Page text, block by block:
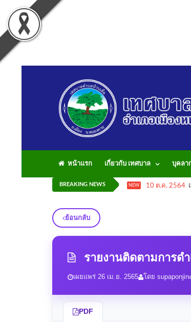
หน้าแรก เกี่ยวกับ เทศบาล บุคลา
BREAKING NEWS NEW 10 ต.ค. 2564
ย้อนกลับ
รายงานติดตามการด
เผยแพร่ 26 เม.ย. 2565 โดย supaponjin
PDF